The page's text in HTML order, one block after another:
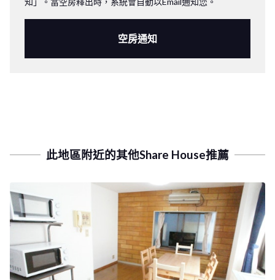
空房通知
此地區附近的其他Share House推薦